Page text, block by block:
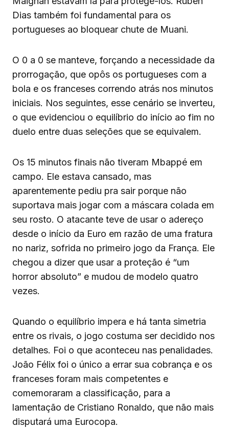
Dias também foi fundamental para os
portugueses ao bloquear chute de Muani.
O 0 a 0 se manteve, forçando a necessidade da
prorrogação, que opôs os portugueses com a
bola e os franceses correndo atrás nos minutos
iniciais. Nos seguintes, esse cenário se inverteu,
o que evidenciou o equilíbrio do início ao fim no
duelo entre duas seleções que se equivalem.
Os 15 minutos finais não tiveram Mbappé em
campo. Ele estava cansado, mas
aparentemente pediu pra sair porque não
suportava mais jogar com a máscara colada em
seu rosto. O atacante teve de usar o adereço
desde o início da Euro em razão de uma fratura
no nariz, sofrida no primeiro jogo da França. Ele
chegou a dizer que usar a proteção é “um
horror absoluto” e mudou de modelo quatro
vezes.
Quando o equilíbrio impera e há tanta simetria
entre os rivais, o jogo costuma ser decidido nos
detalhes. Foi o que aconteceu nas penalidades.
João Félix foi o único a errar sua cobrança e os
franceses foram mais competentes e
comemoraram a classificação, para a
lamentação de Cristiano Ronaldo, que não mais
disputará uma Eurocopa.